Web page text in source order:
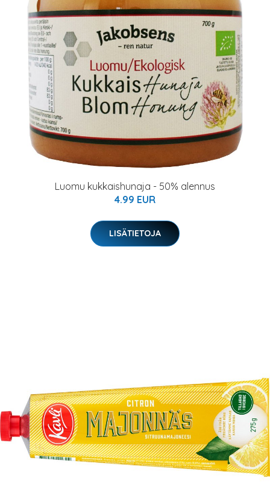
Luomu kukkaishunaja - 50% alennus
4.99 EUR
LISÄTIETOJA